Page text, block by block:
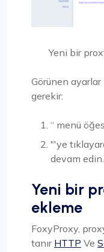
Yeni bir
Görünen ayarlar
gerekir:
“ menü
"'ye
devam edin.
Yeni bir
ekleme
FoxyProxy,
tanır HTTP Ve